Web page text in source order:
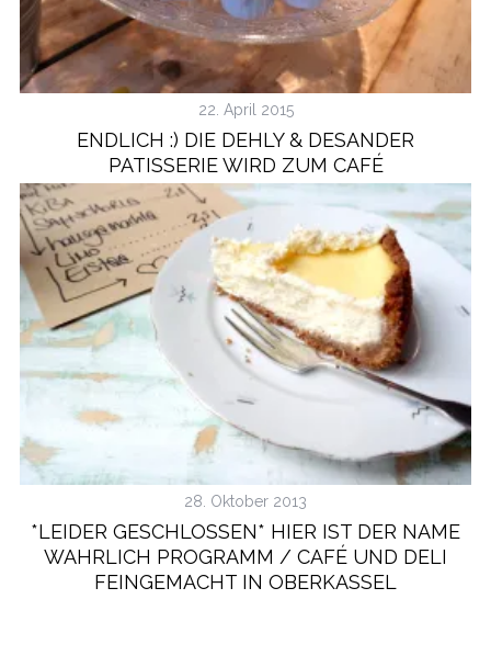
22. April 2015
ENDLICH :) DIE DEHLY & DESANDER
PATISSERIE WIRD ZUM CAFÉ
28. Oktober 2013
*LEIDER GESCHLOSSEN* HIER IST DER NAME
WAHRLICH PROGRAMM / CAFÉ UND DELI
FEINGEMACHT IN OBERKASSEL